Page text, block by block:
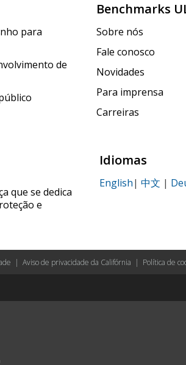
para
de
Benchmarks
Sobre nós
Fale conosco
Novidades
Para imprensa
Carreiras
que se dedica
e
Idiomas
English| 中文 |
| Aviso de privacidade da Califórnia | Política de